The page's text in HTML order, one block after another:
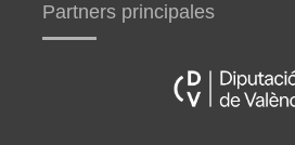
Partners principales